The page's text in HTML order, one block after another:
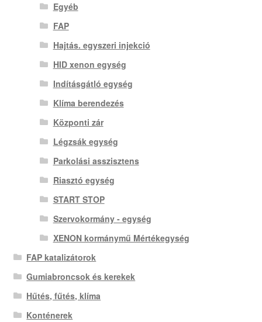
Egyéb
FAP
Hajtás. egyszeri injekció
HID xenon egység
Indításgátló egység
Klíma berendezés
Központi zár
Légzsák egység
Parkolási asszisztens
Riasztó egység
START STOP
Szervokormány - egység
XENON kormánymű Mértékegység
FAP katalizátorok
Gumiabroncsok és kerekek
Hűtés, fűtés, klíma
Konténerek